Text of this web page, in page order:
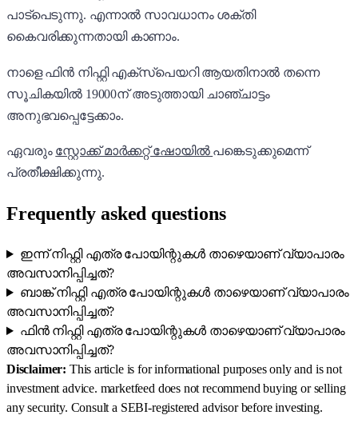
പാട്പെടുന്നു. എന്നാൽ സാവധാനം ശക്തി
കൈവരിക്കുന്നതായി കാണാം.
നാളെ ഫിൻ നിഫ്റ്റി എക്സ്പെയറി ആയതിനാൽ തന്നെ
സൂചികയിൽ 19000ന് അടുത്തായി ചാഞ്ചാട്ടം
അനുഭവപ്പെട്ടേക്കാം.
ഏവരും സ്റ്റോക്ക് മാർക്കറ്റ് ഷോയിൽ പങ്കെടുക്കുമെന്ന്
പ്രതീക്ഷിക്കുന്നു.
Frequently asked questions
ഇന്ന് നിഫ്റ്റി എത്ര പോയിന്റുകൾ താഴെയാണ് വ്യാപാരം
അവസാനിപ്പിച്ചത്?
ബാങ്ക് നിഫ്റ്റി എത്ര പോയിന്റുകൾ താഴെയാണ് വ്യാപാരം
അവസാനിപ്പിച്ചത്?
ഫിൻ നിഫ്റ്റി എത്ര പോയിന്റുകൾ താഴെയാണ് വ്യാപാരം
അവസാനിപ്പിച്ചത്?
Disclaimer: This article is for informational purposes only and is not
investment advice. marketfeed does not recommend buying or selling
any security. Consult a SEBI-registered advisor before investing.